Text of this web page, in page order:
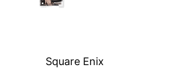
Square Enix